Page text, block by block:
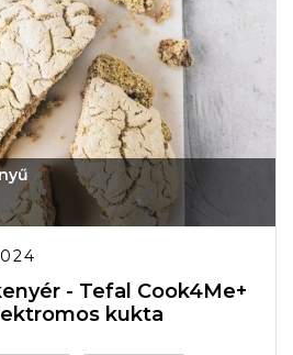
- Tefal Cook4Me+
kukta